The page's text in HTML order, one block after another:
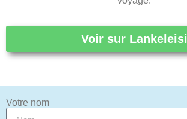
Voir sur Lankeleisi
Votre nom